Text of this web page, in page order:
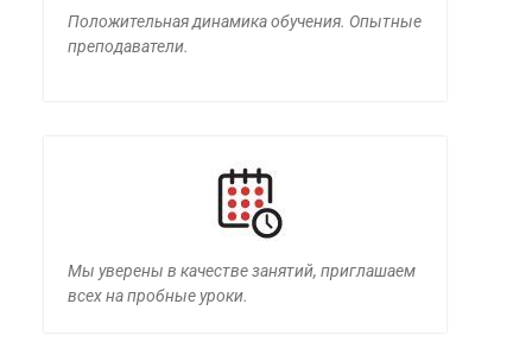
Положительная динамика обучения. Опытные
преподаватели.
Мы уверены в качестве занятий, приглашаем
всех на пробные уроки.